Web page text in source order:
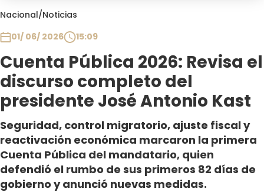
Nacional/Noticias
01/ 06/ 2026
15:09
Cuenta Pública 2026: Revisa el
discurso completo del
presidente José Antonio Kast
Seguridad, control migratorio, ajuste fiscal y
reactivación económica marcaron la primera
Cuenta Pública del mandatario, quien
defendió el rumbo de sus primeros 82 días de
gobierno y anunció nuevas medidas.
Club De La Comedia
Plan Perfecto
El Tiempo
Sabingo
Todos Los Programas